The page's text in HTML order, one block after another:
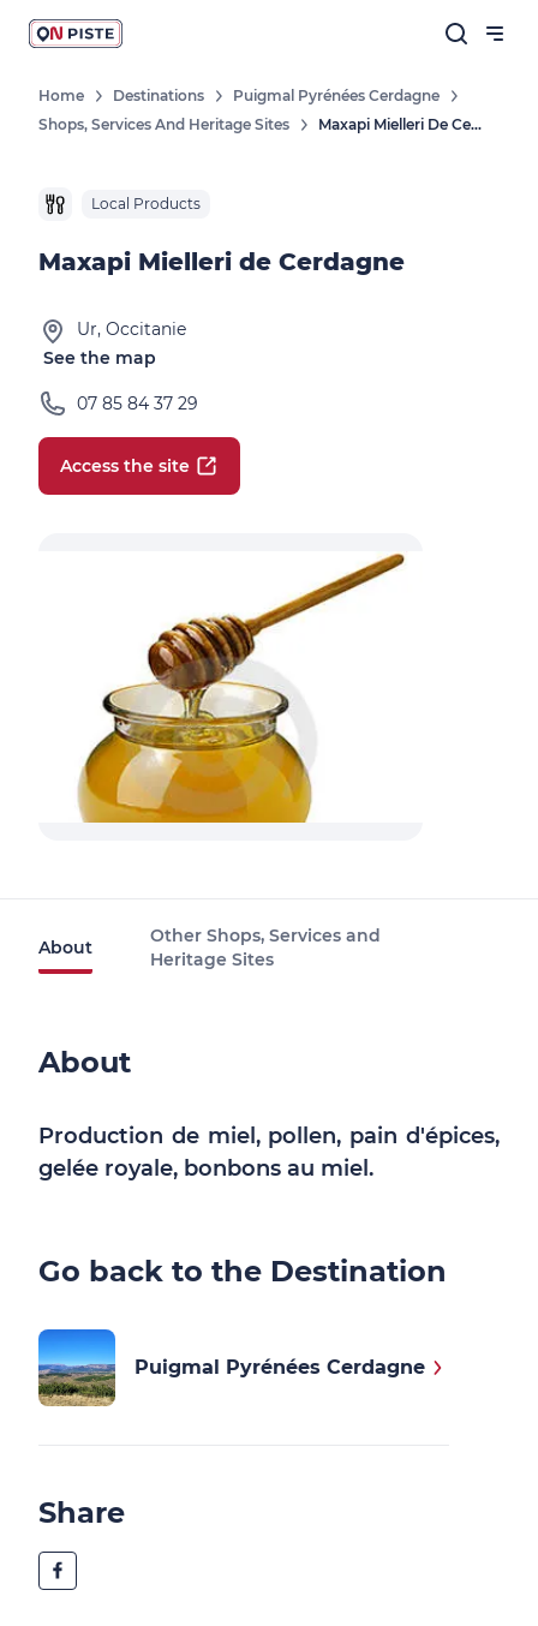
Home Destinations
Puigmal Pyrénées Cerdagne
Shops, Services And Heritage Sites
Maxapi Mielleri De Cerdagne
Local Products
Maxapi Mielleri de Cerdagne
Ur, Occitanie
See the map
07 85 84 37 29
Access the site
About
Other Shops, Services and
Heritage Sites
About
Production de miel, pollen, pain d'épices,
gelée royale, bonbons au miel.
Go back to the Destination
Puigmal Pyrénées Cerdagne
Share